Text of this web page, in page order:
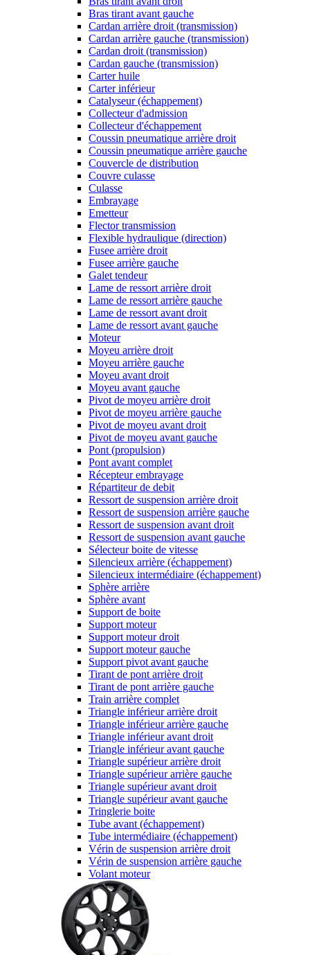
Bras tirant avant gauche
Cardan arrière droit (transmission)
Cardan arrière gauche (transmission)
Cardan droit (transmission)
Cardan gauche (transmission)
Carter huile
Carter inférieur
Catalyseur (échappement)
Collecteur d'admission
Collecteur d'échappement
Coussin pneumatique arrière droit
Coussin pneumatique arrière gauche
Couvercle de distribution
Couvre culasse
Culasse
Embrayage
Emetteur
Flector transmission
Flexible hydraulique (direction)
Fusee arrière droit
Fusee arrière gauche
Galet tendeur
Lame de ressort arrière droit
Lame de ressort arrière gauche
Lame de ressort avant droit
Lame de ressort avant gauche
Moteur
Moyeu arrière droit
Moyeu arrière gauche
Moyeu avant droit
Moyeu avant gauche
Pivot de moyeu arrière droit
Pivot de moyeu arrière gauche
Pivot de moyeu avant droit
Pivot de moyeu avant gauche
Pont (propulsion)
Pont avant complet
Récepteur embrayage
Répartiteur de debit
Ressort de suspension arrière droit
Ressort de suspension arrière gauche
Ressort de suspension avant droit
Ressort de suspension avant gauche
Sélecteur boite de vitesse
Silencieux arrière (échappement)
Silencieux intermédiaire (échappement)
Sphère arrière
Sphère avant
Support de boite
Support moteur
Support moteur droit
Support moteur gauche
Support pivot avant gauche
Tirant de pont arrière droit
Tirant de pont arrière gauche
Train arrière complet
Triangle inférieur arrière droit
Triangle inférieur arrière gauche
Triangle inférieur avant droit
Triangle inférieur avant gauche
Triangle supérieur arrière droit
Triangle supérieur arrière gauche
Triangle supérieur avant droit
Triangle supérieur avant gauche
Tringlerie boite
Tube avant (échappement)
Tube intermédiaire (échappement)
Vérin de suspension arrière droit
Vérin de suspension arrière gauche
Volant moteur